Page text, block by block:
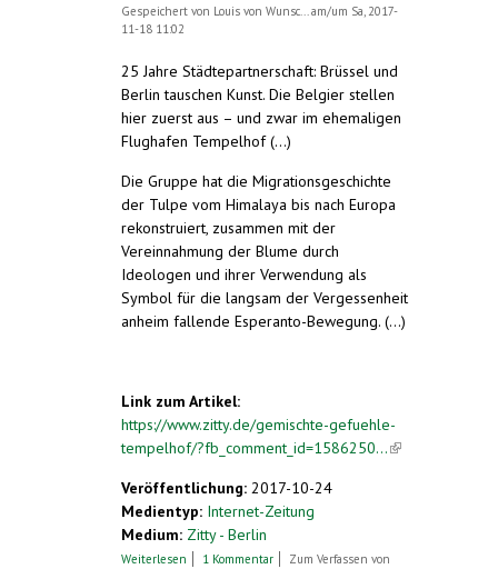
Gespeichert von Louis von Wunsc...am/um Sa, 2017-
11-18 11:02
25 Jahre Städtepartnerschaft: Brüssel und
Berlin tauschen Kunst. Die Belgier stellen
hier zuerst aus – und zwar im ehemaligen
Flughafen Tempelhof (...)
Die Gruppe hat die Migrationsgeschichte
der Tulpe vom Himalaya bis nach Europa
rekonstruiert, zusammen mit der
Vereinnahmung der Blume durch
Ideologen und ihrer Verwendung als
Symbol für die langsam der Vergessenheit
anheim fallende Esperanto-Bewegung. (...)
Link zum Artikel:
https://www.zitty.de/gemischte-gefuehle-
tempelhof/?fb_comment_id=1586250...(link is
Veröffentlichung: 2017-10-24
Medientyp: Internet-Zeitung
Medium: Zitty - Berlin
Weiterlesen über Flughafen Tempelhof. Gemischte
1 Kommentar
Zum Verfassen von